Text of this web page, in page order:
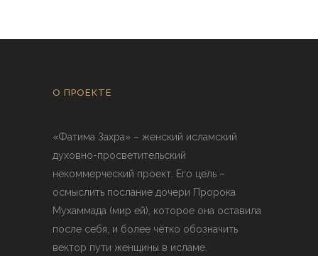
О ПРОЕКТЕ
«Фатима Захра» – женский исламский
духовно-просветительский
некоммерческий проект. Его цель –
осмыслить послание дочери Пророка
Мухаммада (мир ей), которое она оставила
после себя, и более чётко обозначить
вектор пути женщины в исламе.